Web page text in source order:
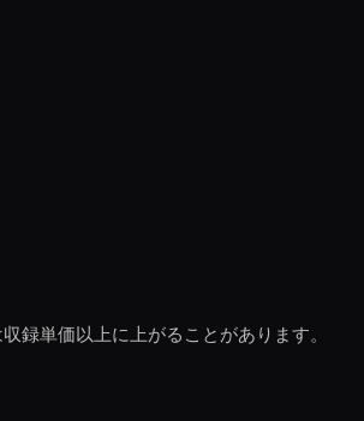
録単価以上に上がることがあります。